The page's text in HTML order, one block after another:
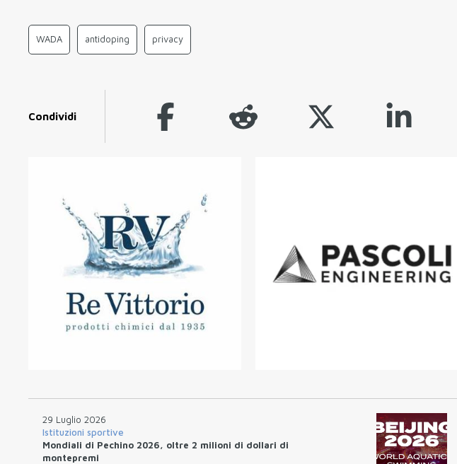
WADA antidoping privacy
Condividi
29 Luglio 2026
Istituzioni sportive
Mondiali di Pechino 2026, oltre 2 milioni di dollari di
montepremi